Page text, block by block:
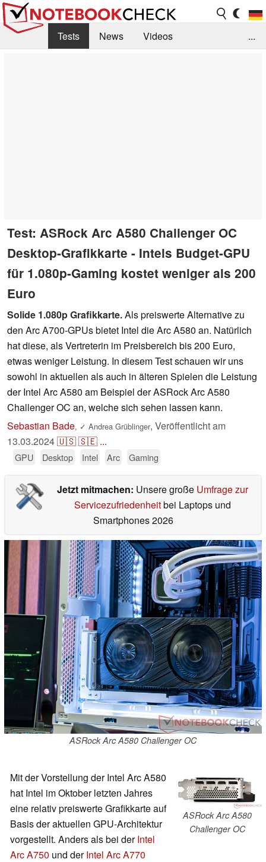
Tests News
Videos
...
Test: ASRock Arc A580 Challenger OC
Desktop-Grafikkarte - Intels Budget-GPU
für 1.080p-Gaming kostet weniger als 200
Euro
Solide 1.080p Grafikkarte.Als preiswerte Alternative zu
den Arc A700-GPUs bietet Intel die Arc A580 an. Natürlich
hat diese, als Vertreterin im Preisbereich bis 200 Euro,
etwas weniger Leistung. In diesem Test schauen wir uns
sowohl in aktuellen als auch in älteren Spielen die Leistung
der Intel Arc A580 am Beispiel der ASRock Arc A580
Challenger OC an, welche sich sehen lassen kann.
Sebastian Bade, ✓ Andrea Grüblinger, Veröffentlicht am
13.03.2024🇺🇸🇸🇪 ...
GPU Desktop Intel Arc Gaming
Jetzt mitmachen: Unsere große Umfrage zur
Servicezufriedenheitbei Laptops und
Smartphones 2026
ASRock Arc A580 Challenger OC
ASRock Arc A580
Challenger OC
Mit der Vorstellung der Intel Arc A580
hat Intel im Oktober letzten Jahres
eine relativ preiswerte Grafikkarte auf
Basis der aktuellen GPU-Architektur
vorgestellt. Anders als bei derIntel
Arc A750 und derIntel Arc A770